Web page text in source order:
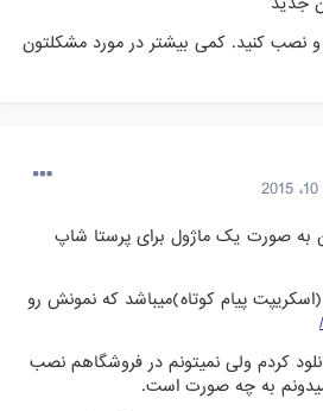
نصب کنید. کمی بیشتر در مورد مشکلتون
به صورت یک ماژول برای پرستا شاپ
پیام کوتاه)میباشد که نمونش رو
کردم ولی نمیتونم در فروشگاهم نصب
به چه صورت است.